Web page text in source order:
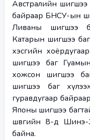
Австралийн шигшээ
байраар БНСУ-ын
Ливаны шигшээ
Катарын шигшээ
хэсгийн
шигшээ баг Гуамын
хожсон шигшээ
шигшээ баг
гуравдугаар
Японы шигшээ багтай
шөвгийн 8-д
байна.